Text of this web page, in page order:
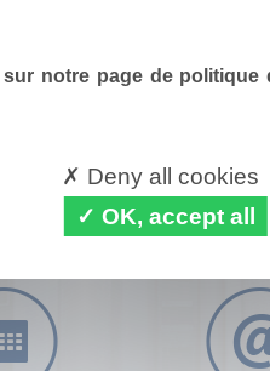
notre page de politique
Deny all cookies
OK, accept all